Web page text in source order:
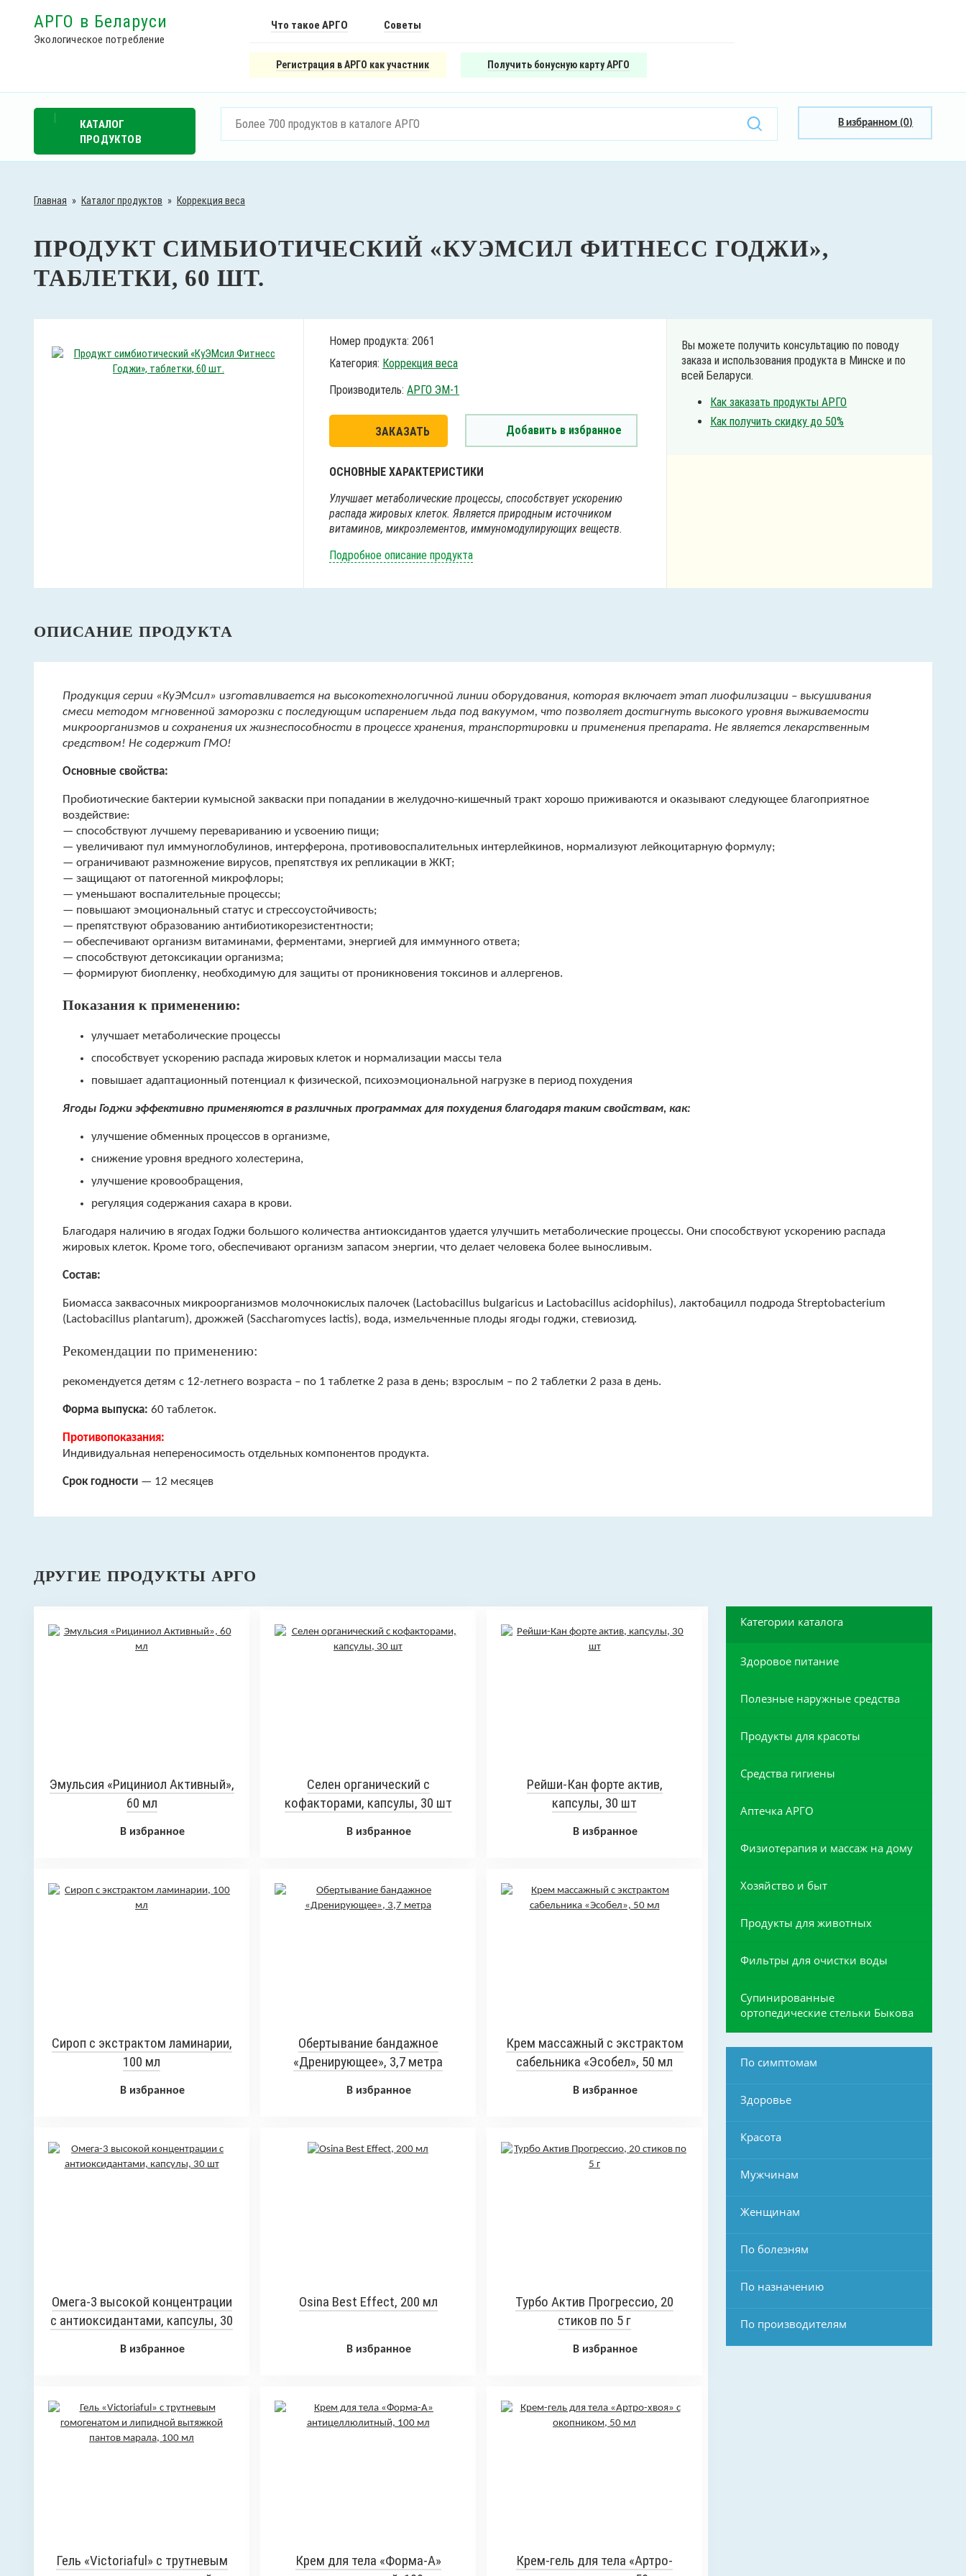
АРГО в Беларуси
Экологическое потребление
Что такое АРГО Советы
Регистрация в АРГО как участник Получить бонусную карту АРГО
КАТАЛОГ
ПРОДУКТОВ
В избранном (0)
Главная » Каталог продуктов » Коррекция веса
ПРОДУКТ СИМБИОТИЧЕСКИЙ «КУЭМСИЛ ФИТНЕСС ГОДЖИ»,
ТАБЛЕТКИ, 60 ШТ.
Номер продукта: 2061
Категория: Коррекция веса
Производитель: АРГО ЭМ-1
ЗАКАЗАТЬ Добавить в избранное
ОСНОВНЫЕ ХАРАКТЕРИСТИКИ
Улучшает метаболические процессы, способствует ускорению
распада жировых клеток. Является природным источником
витаминов, микроэлементов, иммуномодулирующих веществ.
Подробное описание продукта
Вы можете получить консультацию по поводу
заказа и использования продукта в Минске и по
всей Беларуси.
Как заказать продукты АРГО
Как получить скидку до 50%
ОПИСАНИЕ ПРОДУКТА
Продукция серии «КуЭМсил» изготавливается на высокотехнологичной линии оборудования, которая включает этап лиофилизации – высушивания
смеси методом мгновенной заморозки с последующим испарением льда под вакуумом, что позволяет достигнуть высокого уровня выживаемости
микроорганизмов и сохранения их жизнеспособности в процессе хранения, транспортировки и применения препарата. Не является лекарственным
средством! Не содержит ГМО!
Основные cвойства:
Пробиотические бактерии кумысной закваски при попадании в желудочно-кишечный тракт хорошо приживаются и оказывают следующее благоприятное
воздействие:
— способствуют лучшему перевариванию и усвоению пищи;
— увеличивают пул иммуноглобулинов, интерферона, противовоспалительных интерлейкинов, нормализуют лейкоцитарную формулу;
— ограничивают размножение вирусов, препятствуя их репликации в ЖКТ;
— защищают от патогенной микрофлоры;
— уменьшают воспалительные процессы;
— повышают эмоциональный статус и стрессоустойчивость;
— препятствуют образованию антибиотикорезистентности;
— обеспечивают организм витаминами, ферментами, энергией для иммунного ответа;
— способствуют детоксикации организма;
— формируют биопленку, необходимую для защиты от проникновения токсинов и аллергенов.
Показания к применению:
улучшает метаболические процессы
способствует ускорению распада жировых клеток и нормализации массы тела
повышает адаптационный потенциал к физической, психоэмоциональной нагрузке в период похудения
Ягоды Годжи эффективно применяются в различных программах для похудения благодаря таким свойствам, как:
улучшение обменных процессов в организме,
снижение уровня вредного холестерина,
улучшение кровообращения,
регуляция содержания сахара в крови.
Благодаря наличию в ягодах Годжи большого количества антиоксидантов удается улучшить метаболические процессы. Они способствуют ускорению распада
жировых клеток. Кроме того, обеспечивают организм запасом энергии, что делает человека более выносливым.
Состав:
Биомасса заквасочных микроорганизмов молочнокислых палочек (Lactobacillus bulgaricus и Lactobacillus acidophilus), лактобацилл подрода Streptobacterium
(Lactobacillus plantarum), дрожжей (Saccharomyces lactis), вода, измельченные плоды ягоды годжи, стевиозид.
Рекомендации по применению:
рекомендуется детям с 12-летнего возраста – по 1 таблетке 2 раза в день; взрослым – по 2 таблетки 2 раза в день.
Форма выпуска: 60 таблеток.
Противопоказания:
Индивидуальная непереносимость отдельных компонентов продукта.
Срок годности — 12 месяцев
ДРУГИЕ ПРОДУКТЫ АРГО
Эмульсия «Рициниол Активный»,
60 мл
В избранное
Селен органический с
кофакторами, капсулы, 30 шт
В избранное
Рейши-Кан форте актив,
капсулы, 30 шт
В избранное
Сироп с экстрактом ламинарии,
100 мл
В избранное
Обертывание бандажное
«Дренирующее», 3,7 метра
В избранное
Крем массажный с экстрактом
сабельника «Эсобел», 50 мл
В избранное
Омега-3 высокой концентрации
с антиоксидантами, капсулы, 30
В избранное
Osina Best Effect, 200 мл
В избранное
Турбо Актив Прогрессио, 20
стиков по 5 г
В избранное
Гель «Victoriaful» с трутневым
Крем для тела «Форма-А»
Крем-гель для тела «Артро-
Категории каталога
Здоровое питание
Полезные наружные средства
Продукты для красоты
Средства гигиены
Аптечка АРГО
Физиотерапия и массаж на дому
Хозяйство и быт
Продукты для животных
Фильтры для очистки воды
Супинированные
ортопедические стельки Быкова
По симптомам
Здоровье
Красота
Мужчинам
Женщинам
По болезням
По назначению
По производителям